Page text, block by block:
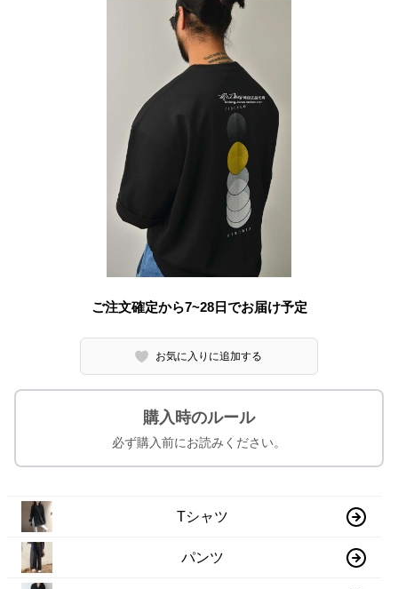
ご注文確定から7~28日でお届け予定
お気に入りに追加する
購入時のルール
必ず購入前にお読みください。
Tシャツ
パンツ